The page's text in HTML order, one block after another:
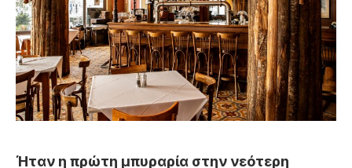
Ήταν η πρώτη μπυραρία στην νεότερη